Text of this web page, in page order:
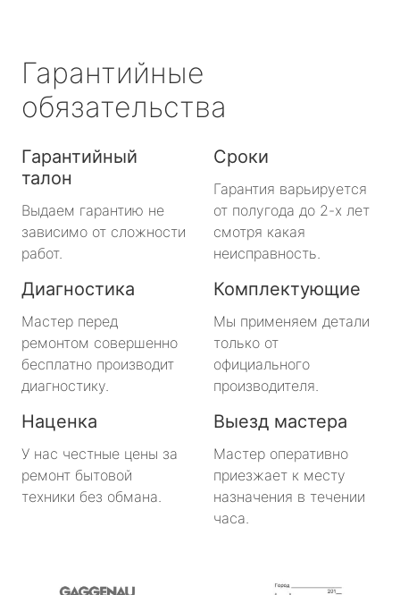
Гарантийные
обязательства
Гарантийный
талон
Выдаем гарантию не
зависимо от сложности
работ.
Сроки
Гарантия варьируется
от полугода до 2-х лет
смотря какая
неисправность.
Диагностика
Мастер перед
ремонтом совершенно
бесплатно производит
диагностику.
Комплектующие
Мы применяем детали
только от
официального
производителя.
Наценка
У нас честные цены за
ремонт бытовой
техники без обмана.
Выезд мастера
Мастер оперативно
приезжает к месту
назначения в течении
часа.